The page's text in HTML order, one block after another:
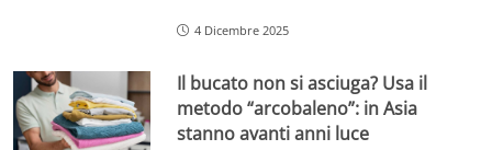
4 Dicembre 2025
Il bucato non si asciuga? Usa il
metodo “arcobaleno”: in Asia
stanno avanti anni luce